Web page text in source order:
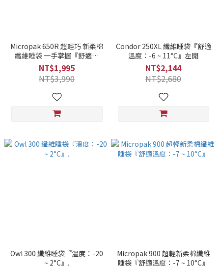
Micropak 650R 超輕巧 新柔棉
纖維睡袋 一手掌握『舒適溫
度：9 ~ 19°C』
NT$1,995
NT$3,990
Condor 250XL 纖維睡袋『舒適
溫度：-6 ~ 11°C』左開
NT$2,144
NT$2,680
Owl 300 纖維睡袋『溫度：-20
~ 2°C』.
Micropak 900 超輕新柔棉纖維
睡袋『舒適溫度：-7 ~ 10°C』